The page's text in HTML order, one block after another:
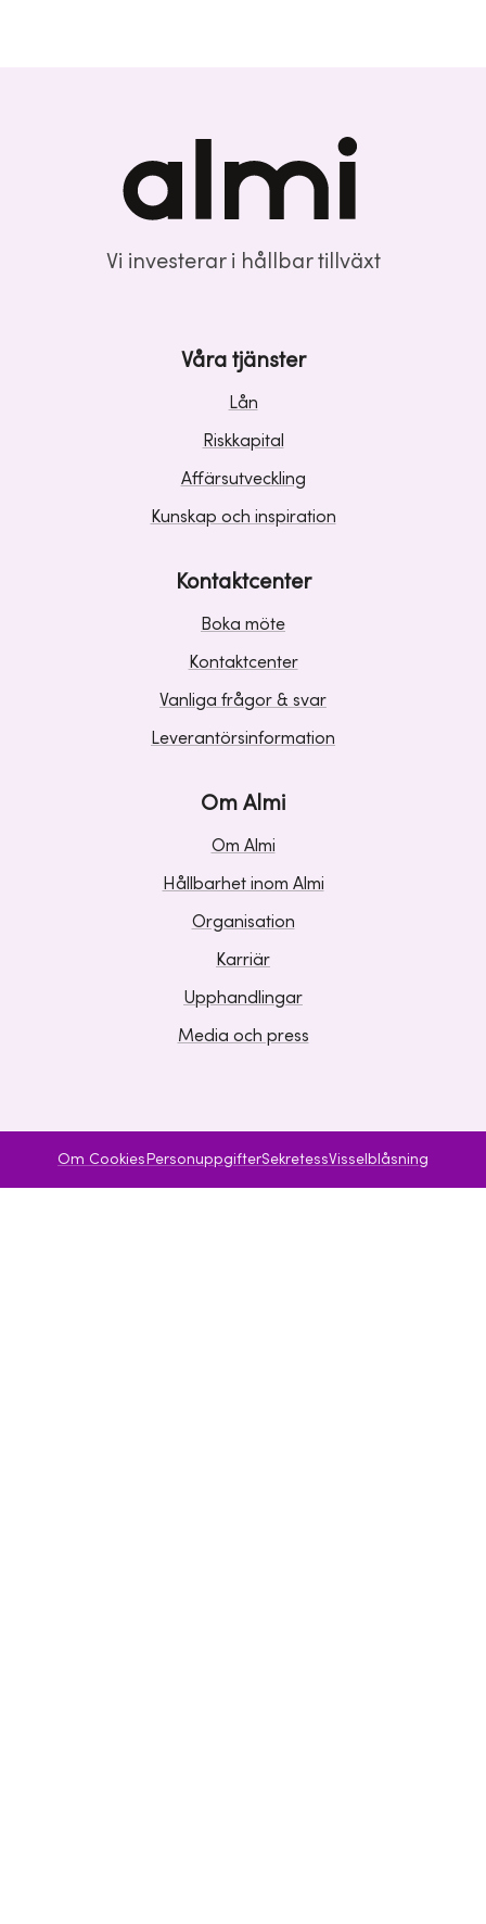
Vi investerar i hållbar tillväxt
Våra tjänster
Lån
Riskkapital
Affärsutveckling
Kunskap och inspiration
Kontaktcenter
Boka möte
Kontaktcenter
Vanliga frågor & svar
Leverantörsinformation
Om Almi
Om Almi
Hållbarhet inom Almi
Organisation
Karriär
Upphandlingar
Media och press
Om CookiesPersonuppgifterSekretessVisselblåsning